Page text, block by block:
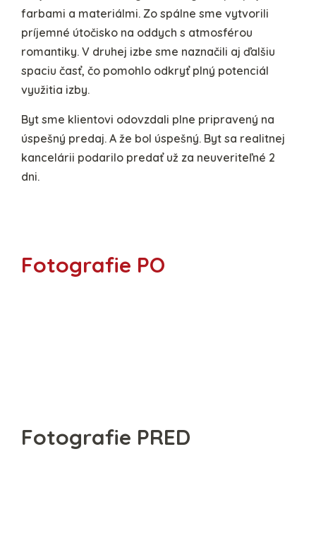
farbami a materiálmi. Zo spálne sme vytvorili
príjemné útočisko na oddych s atmosférou
romantiky. V druhej izbe sme naznačili aj ďalšiu
spaciu časť, čo pomohlo odkryť plný potenciál
využitia izby.
Byt sme klientovi odovzdali plne pripravený na
úspešný predaj. A že bol úspešný. Byt sa realitnej
kancelárii podarilo predať už za neuveriteľné 2
dni.
Fotografie PO
Fotografie PRED